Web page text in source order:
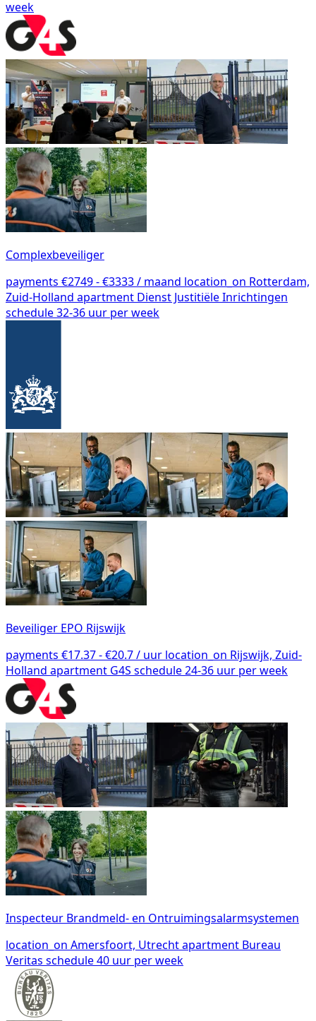
week
Complexbeveiliger
payments €2749 - €3333 / maand location_on Rotterdam,
Zuid-Holland apartment Dienst Justitiële Inrichtingen
schedule32-36 uur per week
Beveiliger EPO Rijswijk
payments €17.37 - €20.7 / uur location_on Rijswijk, Zuid-
Holland apartment G4S schedule24-36 uur per week
Inspecteur Brandmeld- en Ontruimingsalarmsystemen
location_on Amersfoort, Utrechtapartment Bureau
Veritas schedule40 uur per week